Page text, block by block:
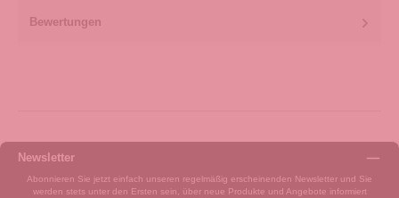
Bewertungen
Newsletter
Abonnieren Sie jetzt einfach unseren regelmäßig erscheinenden Newsletter und Sie
werden stets unter den Ersten sein, über neue Produkte und Angebote informiert